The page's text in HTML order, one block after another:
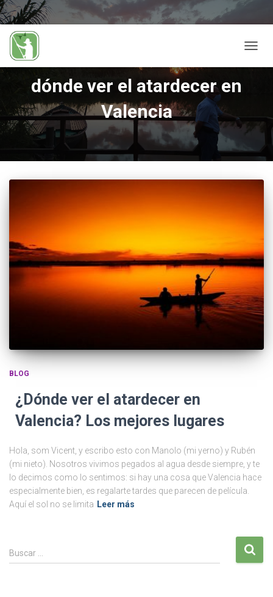
MODO
dónde ver el atardecer en
Valencia
BLOG
¿Dónde ver el atardecer en
Valencia? Los mejores lugares
Hola, som Vicent, y escribo esto con Manolo (mi yerno) y Rubén
(mi nieto). Nosotros vivimos pegados al agua desde siempre, y te
lo decimos como lo sentimos: si hay una cosa que Valencia hace
especialmente bien, es regalarte tardes que parecen de película.
Aquí el sol no se limita Leer más
B
u
Buscar …